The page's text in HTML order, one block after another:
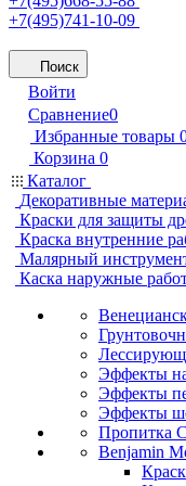
+7(495)741-10-09
Поиск
Войти
Сравнение0
Избранные товары
Корзина 0
Каталог
Декоративные
Краски для защиты
Краска внутренние
Малярный
Каска наружные
Эффекты
Эффекты
Эффекты
Пропитка
Benjamin